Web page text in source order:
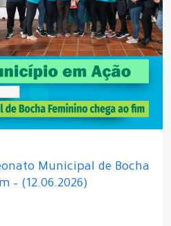
Municipal de Bocha
– (12.06.2026)